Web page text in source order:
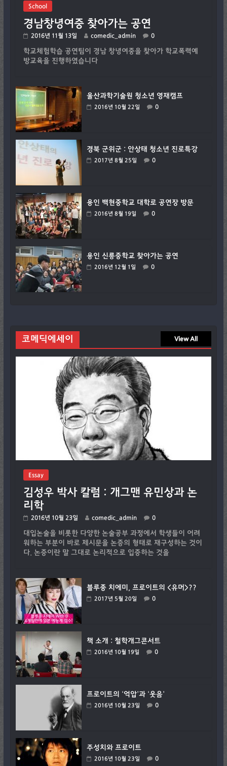
School
경남창녕여중 찾아가는 공연
2016년 11월 13일 comedic_admin 0
학교체험학습 공연팀이 경남 창녕여중을 찾아가 학교폭력예
방교육을 진행하였습니다
울산과학기술원 청소년 영재캠프
2016년 10월 22일 0
경북 군위군 : 안상태 청소년 진로특강
2017년 8월 25일 0
용인 백현중학교 대학로 공연장 방문
2016년 8월 19일 0
용인 신릉중학교 찾아가는 공연
2016년 12월 1일 0
코메딕에세이 View All
Essay
김성우 박사 칼럼 : 개그맨 유민상과 논
리학
2016년 10월 23일 comedic_admin 0
대입논술을 비롯한 다양한 논술공부 과정에서 학생들이 어려
워하는 부분이 바로 제시문을 논증의 형태로 재구성하는 것이
다. 논증이란 말 그대로 논리적으로 입증하는 것을
블루종 치에미, 프로이트의 <유머>??
2017년 5월 20일 0
책 소개 : 철학개그콘서트
2016년 10월 19일 0
프로이트의 ‘억압’과 ‘웃음’
2016년 10월 23일 0
주성치와 프로이트
2016년 10월 23일 0